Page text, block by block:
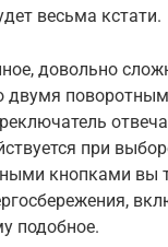
весьма кстати.
довольно
двумя
при
кнопками вы
подобное.